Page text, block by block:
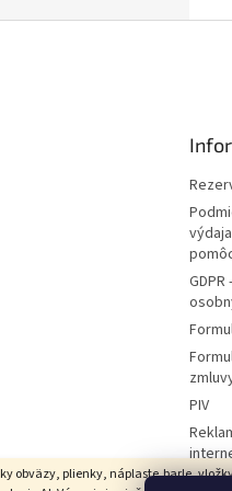
obväzy, plienky, náplaste,barle,
PIV